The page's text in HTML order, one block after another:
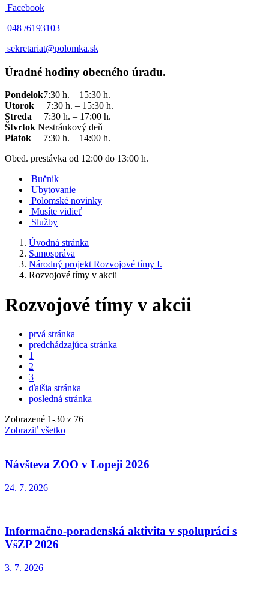
Facebook
048 /6193103
sekretariat@polomka.sk
Úradné hodiny obecného úradu.
Pondelok7:30 h. – 15:30 h.
Utorok 7:30 h. – 15:30 h.
Streda 7:30 h. – 17:00 h.
Štvrtok Nestránkový deň
Piatok
7:30 h. – 14:00 h.
Obed. prestávka od 12:00 do 13:00 h.
Bučnik
Ubytovanie
Polomské novinky
Musíte vidieť
Služby
Úvodná stránka
Samospráva
Národný projekt Rozvojové tímy I.
Rozvojové tímy v akcii
Rozvojové tímy v akcii
prvá stránka
predchádzajúca stránka
1
2
3
ďalšia stránka
posledná stránka
Zobrazené 1-30 z 76
Zobraziť všetko
Návšteva ZOO v Lopeji 2026
24. 7. 2026
Informačno-poradenská aktivita v spolupráci s
VšZP 2026
3. 7. 2026